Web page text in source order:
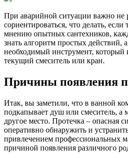
При аварийной ситуации важно не
сориентироваться, что делать,
мнению опытных сантехников,
знать алгоритм простых действий,
необходимый инструмент, который
текущий смеситель или кран.
Причины появления
Итак, вы заметили, что в ванной
подкапывает душ или смеситель, а
другое место. Протечка – опасная
оперативно обнаружить и
привлечением профессиональных
причиной появления различного